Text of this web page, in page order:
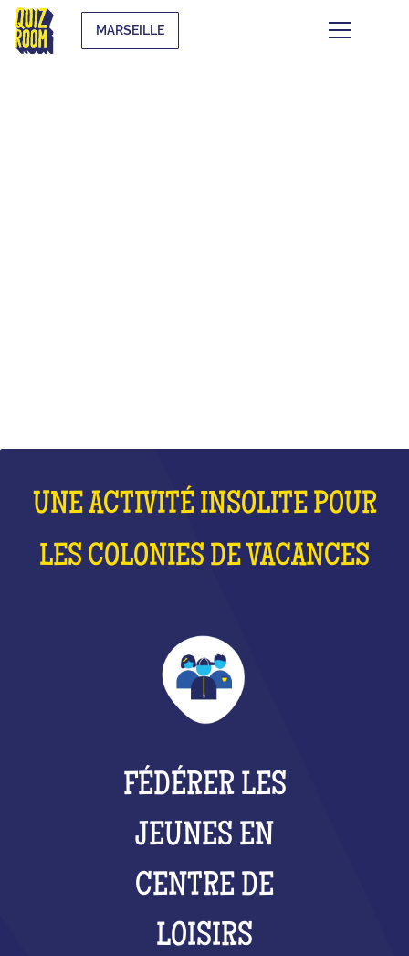
MARSEILLE
UNE ACTIVITÉ INSOLITE POUR
LES COLONIES DE VACANCES
FÉDÉRER LES
JEUNES EN
CENTRE DE
LOISIRS